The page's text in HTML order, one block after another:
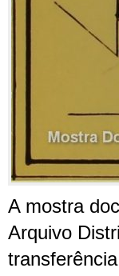
A mostra
Arquivo